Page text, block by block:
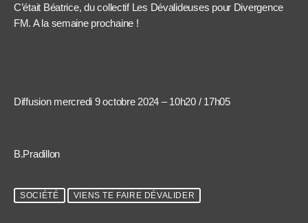
C’était Béatrice, du collectif Les Dévalideuses pour Divergence
FM. A la semaine prochaine !
Diffusion mercredi 9 octobre 2024 – 10h20 / 17h05
B.Pradillon
SOCIÉTÉ VIENS TE FAIRE DÉVALIDER